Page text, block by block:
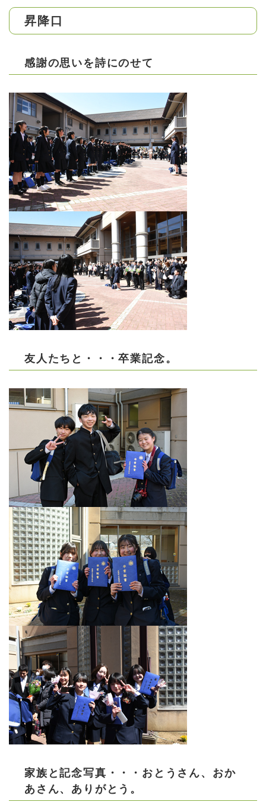
昇降口
感謝の思いを詩にのせて
友人たちと・・・卒業記念。
家族と記念写真・・・おとうさん、おか
あさん、ありがとう。